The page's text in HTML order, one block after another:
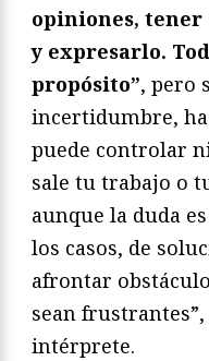
opiniones,
y expresarlo.
propósito”, pero
incertidumbre, ha
puede controlar
sale tu trabajo o
aunque la duda
los casos, de
afrontar
sean
intérprete.